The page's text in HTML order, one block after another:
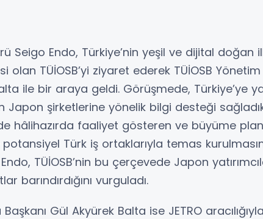
Seigo Endo, Türkiye’nin yeşil ve dijital doğan
TÜİOSB’yi ziyaret ederek TÜİOSB Yönetim
ile bir araya geldi. Görüşmede, Türkiye’ye
Japon şirketlerine yönelik bilgi desteği
hâlihazırda faaliyet gösteren ve büyüme
Türk iş ortaklarıyla temas
TÜİOSB’nin bu çerçevede Japon
barındırdığını vurguladı.
Gül Akyürek Balta ise JETRO